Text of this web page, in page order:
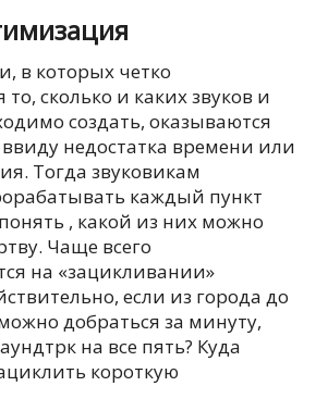
в которых четко
сколько и каких звуков и
создать, оказываются
недостатка времени или
Тогда звуковикам
каждый пункт
, какой из них можно
Чаще всего
на «зацикливании»
если из города до
добраться за минуту,
на все пять? Куда
короткую